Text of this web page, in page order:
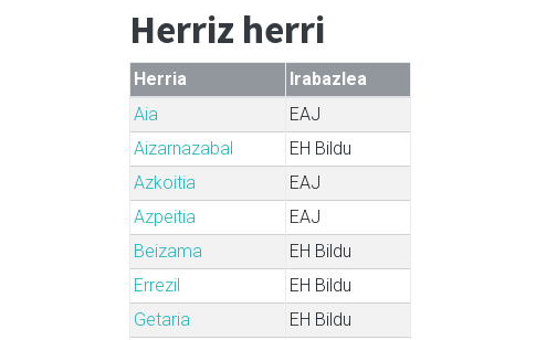
Herriz herri
Herria
Irabazlea
Aia
EAJ
Aizarnazabal
EH Bildu
Azkoitia
EAJ
Azpeitia
EAJ
Beizama
EH Bildu
Errezil
EH Bildu
Getaria
EH Bildu